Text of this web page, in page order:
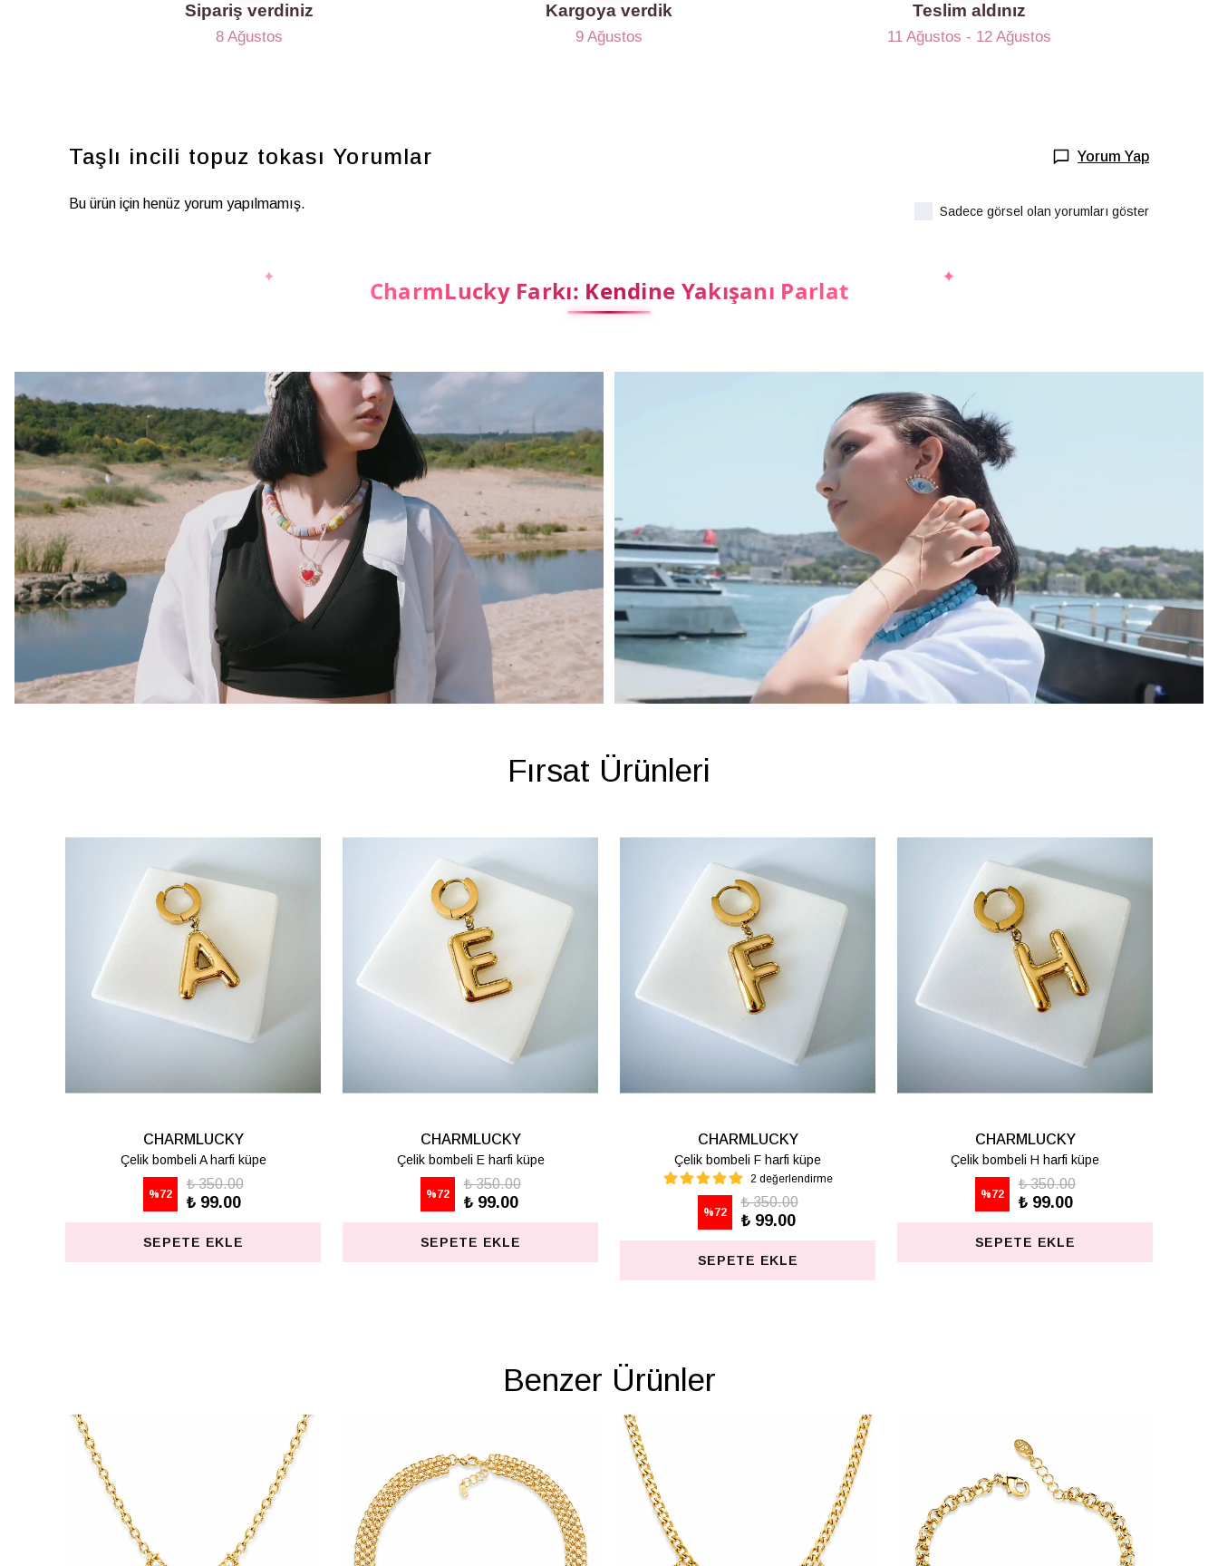
Sipariş verdiniz
8 Ağustos
Kargoya verdik
9 Ağustos
Teslim aldınız
11 Ağustos - 12 Ağustos
Taşlı incili topuz tokası Yorumlar Yorum Yap
Bu ürün için henüz yorum yapılmamış. Sadece görsel olan yorumları göster
CharmLucky Farkı: Kendine Yakışanı Parlat
Fırsat Ürünleri
CHARMLUCKY
Çelik bombeli K harfi küpe
%72
₺ 350.00
₺ 99.00
SEPETE EKLE
CHARMLUCKY
Çelik bombeli M harfi lüpe
1 değerlendirme
%72
₺ 350.00
₺ 99.00
SEPETE EKLE
CHARMLUCKY
Çelik bombeli S harfi küpe
%72
₺ 350.00
₺ 99.00
SEPETE EKLE
CHARMLUCKY
Çelik bombeli T harfi küpe
%72
₺ 350.00
₺ 99.00
SEPETE EKLE
Benzer Ürünler